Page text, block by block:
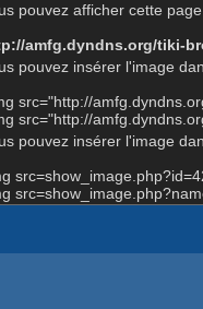
pouvez afficher cette
amfg.dyndns.org/tiki-
pouvez insérer l'image
src="http://
src="http://
pouvez insérer l'image